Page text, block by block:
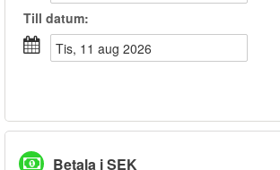
Till datum:
tis, 11 aug 2026
Betala i SEK